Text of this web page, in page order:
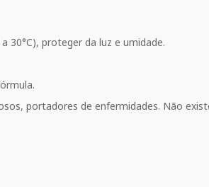
30°C), proteger da luz e umidade.
portadores de enfermidades. Não